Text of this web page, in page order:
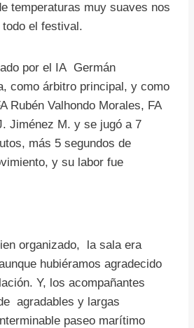
temperaturas muy suaves nos
el festival.
por el IA Germán
como árbitro principal, y como
Rubén Valhondo Morales, FA
Jiménez M. y se jugó a 7
más 5 segundos de
y su labor fue
organizado, la sala era
hubiéramos agradecido
Y, los acompañantes
agradables y largas
paseo marítimo